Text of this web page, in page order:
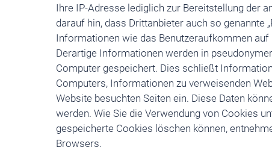
Ihre IP-Adresse lediglich zur Bereitstellung der
darauf hin, dass Drittanbieter auch so genannte
Informationen wie das Benutzeraufkommen
Derartige Informationen werden in
Computer gespeichert. Dies schließt
Computers, Informationen zu verweisenden
Website besuchten Seiten ein. Diese Daten
werden. Wie Sie die Verwendung von Cookies
gespeicherte Cookies löschen können,
Browsers.